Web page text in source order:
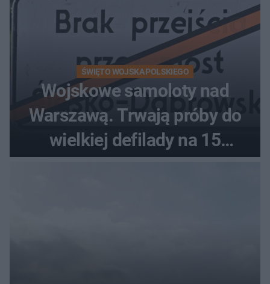
ŚWIĘTO WOJSKA POLSKIEGO
Wojskowe samoloty nad
Warszawą. Trwają próby do
wielkiej defilady na 15
sierpnia